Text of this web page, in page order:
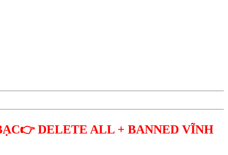
DELETE ALL + BANNED VĨNH